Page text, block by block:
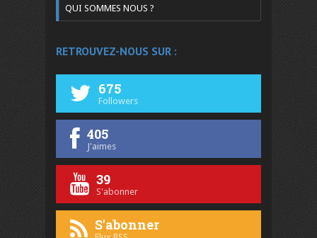
QUI SOMMES NOUS ?
RETROUVEZ-NOUS SUR :
675
Followers
405
J'aimes
39
S'abonner
S'abonner